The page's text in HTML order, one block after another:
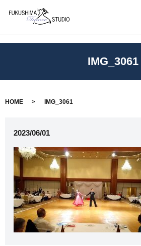
IMG_3061
HOME IMG_3061
2023/06/01